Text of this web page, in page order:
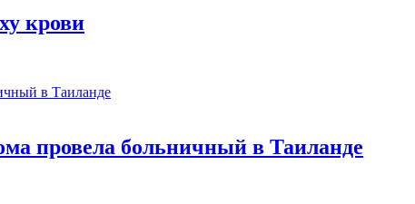
крови
провела больничный в Таиланде